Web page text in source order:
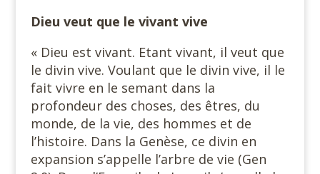
Dieu veut que le vivant vive
« Dieu est vivant. Etant vivant, il veut que
le divin vive. Voulant que le divin vive, il le
fait vivre en le semant dans la
profondeur des choses, des êtres, du
monde, de la vie, des hommes et de
l’histoire. Dans la Genèse, ce divin en
expansion s’appelle l’arbre de vie (Gen